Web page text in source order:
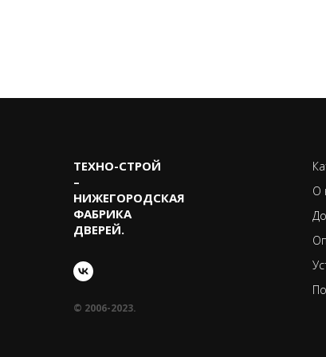
ТЕХНО-CТРОЙ
–
НИЖЕГОРОДСКАЯ
ФАБРИКА
ДВЕРЕЙ.
© 2006-2023.
О